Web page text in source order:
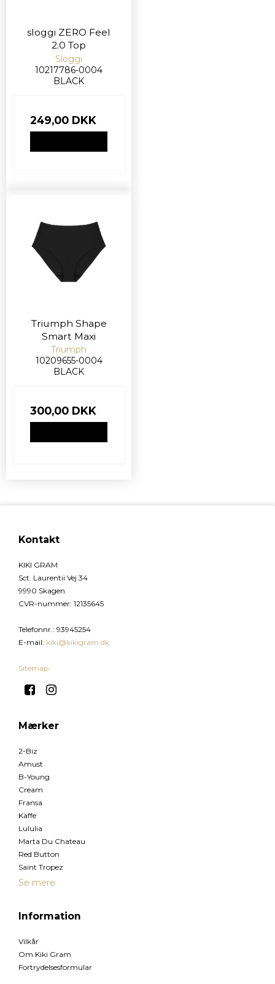
sloggi ZERO Feel
2.0 Top
Sloggi
10217786-0004
BLACK
249,00 DKK
Triumph Shape
Smart Maxi
Triumph
10209655-0004
BLACK
300,00 DKK
Kontakt
KIKI GRAM
Sct. Laurentii Vej 34
9990 Skagen
CVR-nummer: 12135645
Telefonnr. : 93945254
E-mail: kiki@kikigram.dk
Sitemap
Mærker
2-Biz
Amust
B-Young
Cream
Fransa
Kaffe
Lululia
Marta Du Chateau
Red Button
Saint Tropez
Se mere
Information
Vilkår
Om Kiki Gram
Fortrydelsesformular